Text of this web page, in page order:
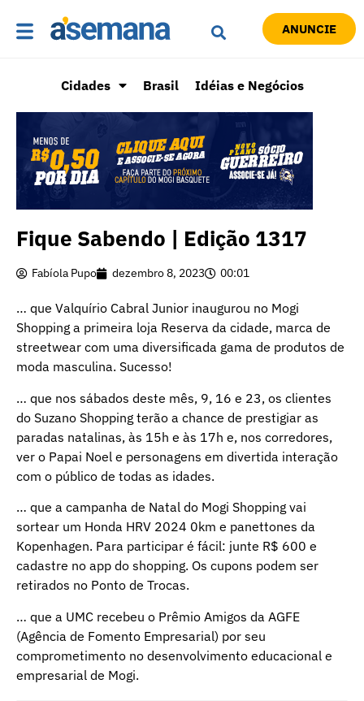
ANUNCIE
Cidades Brasil Idéias e Negócios
Fique Sabendo | Edição 1317
Fabíola Pupo dezembro 8, 2023 00:01
… que Valquírio Cabral Junior inaugurou no Mogi
Shopping a primeira loja Reserva da cidade, marca de
streetwear com uma diversificada gama de produtos de
moda masculina. Sucesso!
… que nos sábados deste mês, 9, 16 e 23, os clientes
do Suzano Shopping terão a chance de prestigiar as
paradas natalinas, às 15h e às 17h e, nos corredores,
ver o Papai Noel e personagens em divertida interação
com o público de todas as idades.
… que a campanha de Natal do Mogi Shopping vai
sortear um Honda HRV 2024 0km e panettones da
Kopenhagen. Para participar é fácil: junte R$ 600 e
cadastre no app do shopping. Os cupons podem ser
retirados no Ponto de Trocas.
… que a UMC recebeu o Prêmio Amigos da AGFE
(Agência de Fomento Empresarial) por seu
comprometimento no desenvolvimento educacional e
empresarial de Mogi.